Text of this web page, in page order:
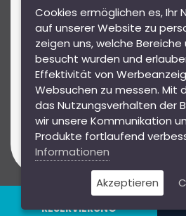
RESERVIERUNG
DSGVO
AGB
Impressum
Mit unserem Newsletter bleiben
Highlights in Wien sowie
Preisen auf dem
Abonnieren
Ich stimme denDaten
Jimmy's Apartments zu.
Cookies ermöglichen es, Ihr
auf unserer Website zu
zeigen uns, welche
besucht wurden und
Effektivität von
Websuchen zu messen. Mit
das Nutzungsverhalten der
wir unsere Kommunikation
Produkte fortlaufend
Informationen
Akzeptieren